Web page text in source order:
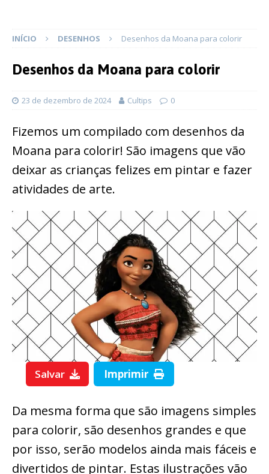
INÍCIO DESENHOS Desenhos da Moana para colorir
Desenhos da Moana para colorir
23 de dezembro de 2024 Cultips 0
Fizemos um compilado com desenhos da
Moana para colorir! São imagens que vão
deixar as crianças felizes em pintar e fazer
atividades de arte.
Salvar Imprimir
Da mesma forma que são imagens simples
para colorir, são desenhos grandes e que
por isso, serão modelos ainda mais fáceis e
divertidos de pintar. Estas ilustrações vão